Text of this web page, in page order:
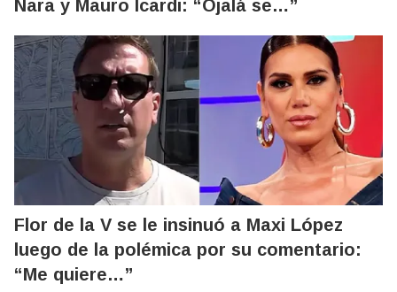
Nara y Mauro Icardi: “Ojalá se…”
Flor de la V se le insinuó a Maxi López
luego de la polémica por su comentario:
“Me quiere…”